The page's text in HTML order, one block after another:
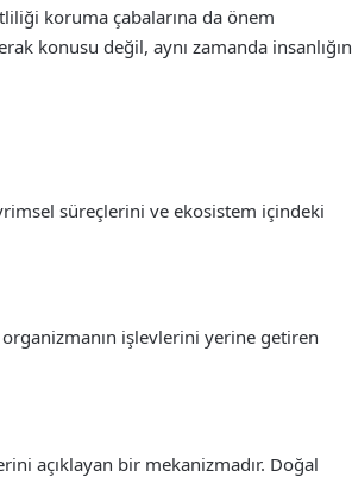
koruma çabalarına da önem
konusu değil, aynı zamanda insanlığın
süreçlerini ve ekosistem içindeki
işlevlerini yerine getiren
açıklayan bir mekanizmadır. Doğal